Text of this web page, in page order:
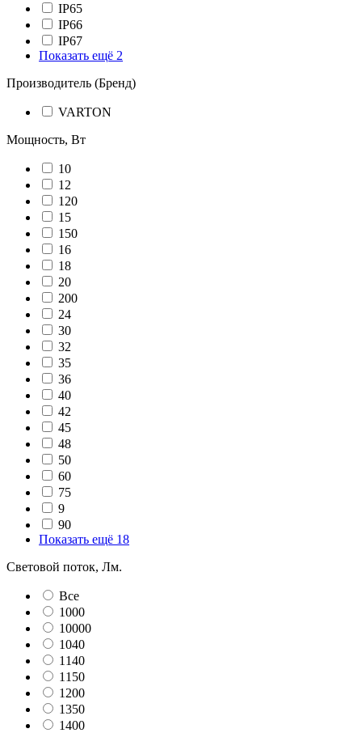
IP65
IP66
IP67
Показать ещё 2
Производитель (Бренд)
VARTON
Мощность, Вт
10
12
120
15
150
16
18
20
200
24
30
32
35
36
40
42
45
48
50
60
75
9
90
Показать ещё 18
Световой поток, Лм.
Все
1000
10000
1040
1140
1150
1200
1350
1400